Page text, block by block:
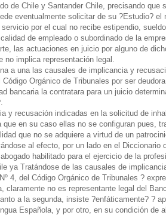
de Chile y Santander Chile, precisando que
eventualmente solicitar de su ?Estudio? el
por el cual no recibe estipendio,
de empleado o subordinado de la
las actuaciones en juicio por alguno de
no implica representación legal.
a una las causales de implicancia y
Orgánico de Tribunales por ser
bancaria la contratara para un juicio
y recusación indicadas en la solicitud de
en su caso ellas no se configuran pues,
que no se adquiere a virtud de un
al efecto, por un lado en el Diccionario
habilitado para el ejercicio de la
ya Tratándose de las causales de
4, del Código Orgánico de Tribunales ?
claramente no es representante legal del
a la segunda, insiste ?enfáticamente? ?
Española, y por otro, en su condición de